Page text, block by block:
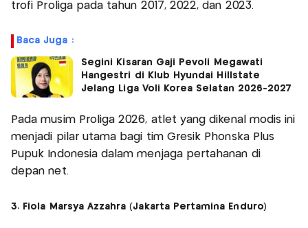
trofi Proliga pada tahun 2017, 2022, dan 2023.
Baca Juga :
Segini Kisaran Gaji Pevoli Megawati
Hangestri di Klub Hyundai Hillstate
Jelang Liga Voli Korea Selatan 2026-2027
Pada musim Proliga 2026, atlet yang dikenal modis ini
menjadi pilar utama bagi tim Gresik Phonska Plus
Pupuk Indonesia dalam menjaga pertahanan di
depan net.
3. Fiola Marsya Azzahra (Jakarta Pertamina Enduro)